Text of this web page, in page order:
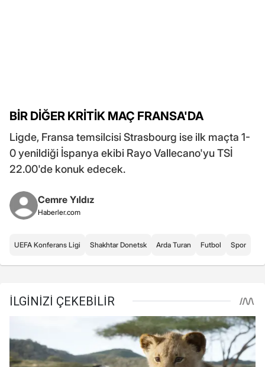
BİR DİĞER KRİTİK MAÇ FRANSA'DA
Ligde, Fransa temsilcisi Strasbourg ise ilk maçta 1-
0 yenildiği İspanya ekibi Rayo Vallecano'yu TSİ
22.00'de konuk edecek.
Cemre Yıldız
Haberler.com
UEFA Konferans Ligi Shakhtar Donetsk Arda Turan Futbol Spor